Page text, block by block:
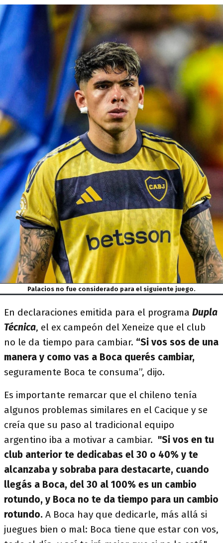
Palacios no fue considerado para el siguiente juego.
En declaraciones emitida para el programa Dupla
Técnica, el ex campeón del Xeneize que el club
no le da tiempo para cambiar. “Si vos sos de una
manera y como vas a Boca querés cambiar,
seguramente Boca te consuma”, dijo.
Es importante remarcar que el chileno tenía
algunos problemas similares en el Cacique y se
creía que su paso al tradicional equipo
argentino iba a motivar a cambiar. "Si vos en tu
club anterior te dedicabas el 30 o 40% y te
alcanzaba y sobraba para destacarte, cuando
llegás a Boca, del 30 al 100% es un cambio
rotundo, y Boca no te da tiempo para un cambio
rotundo. A Boca hay que dedicarle, más allá si
juegues bien o mal: Boca tiene que estar con vos,